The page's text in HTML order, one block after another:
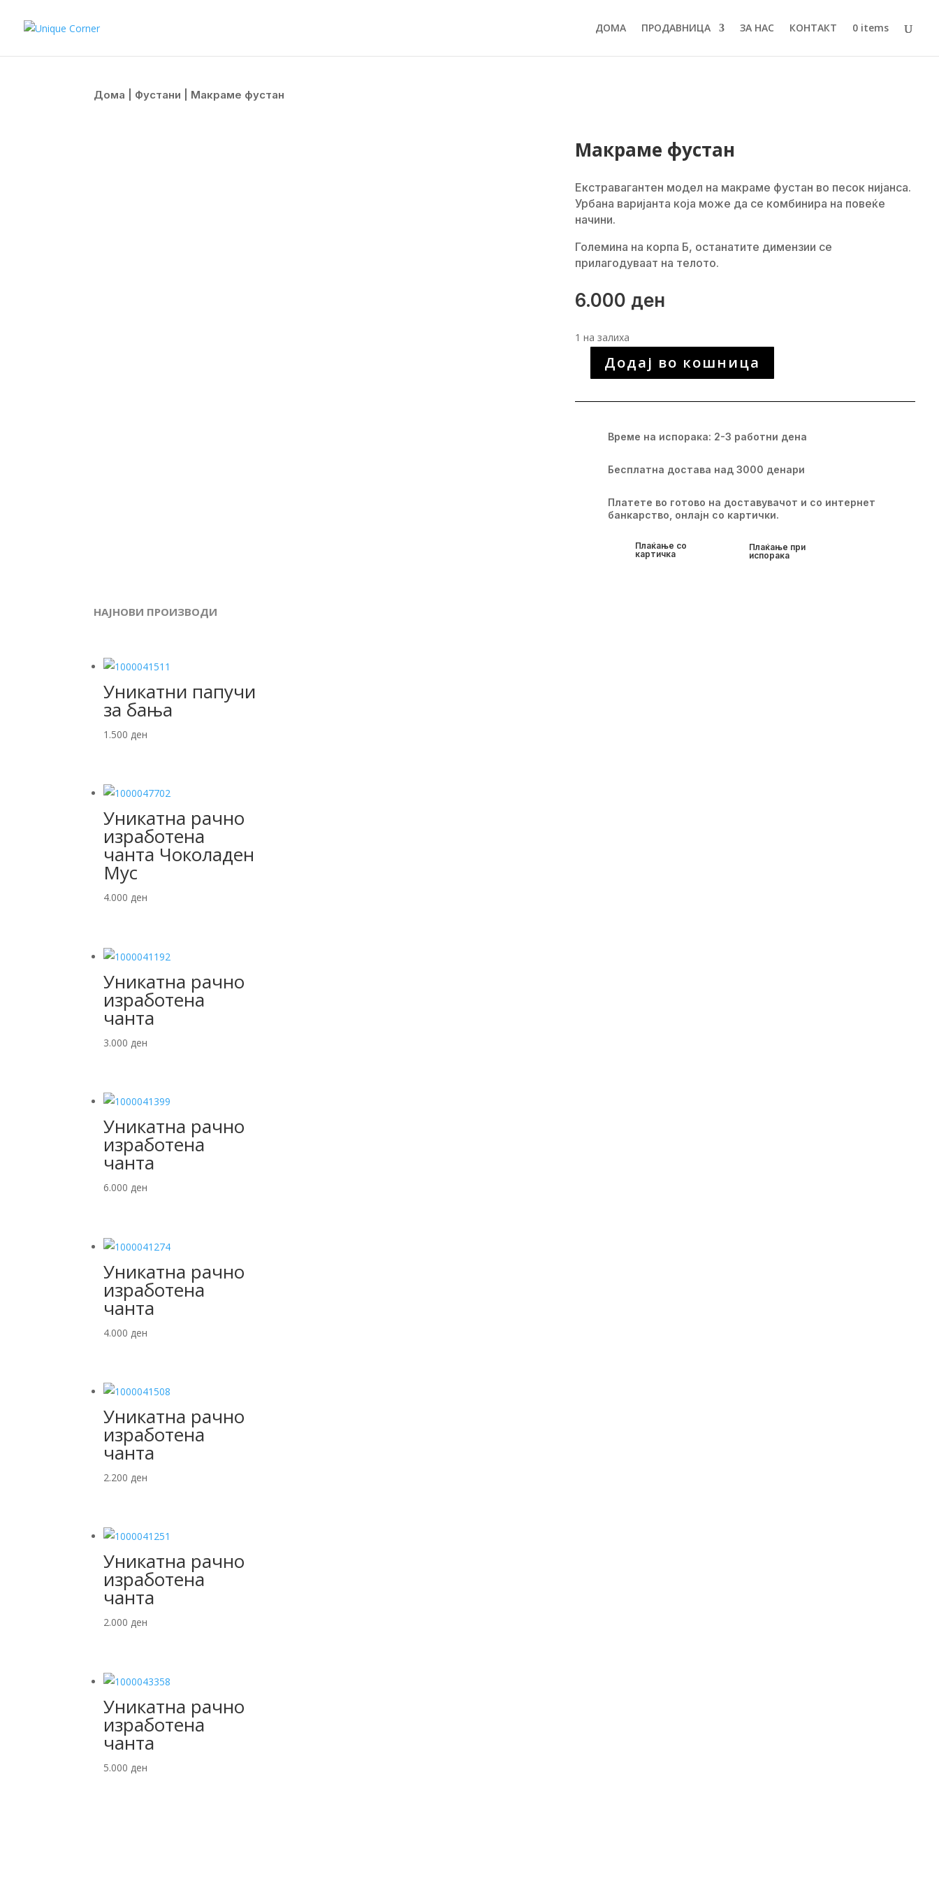
ДОМА ПРОДАВНИЦА ЗА НАС КОНТАКТ 0 items
Дома Фустани | Макраме фустан
Макраме фустан
Екстравагантен модел на макраме фустан во песок нијанса.
Урбана варијанта која може да се комбинира на повеќе
начини.
Големина на корпа Б, останатите димензии се
прилагодуваат на телото.
6.000 ден
1 на залиха
Макраме
количина
Додај во кошница
Време на испорака: 2-3 работни дена
Бесплатна достава над 3000 денари
Платете во готово на доставувачот и со интернет
банкарство, онлајн со картички.
Плаќање со
картичка
Плаќање при
испорака
НАЈНОВИ ПРОИЗВОДИ
Уникатни папучи
за бања
1.500ден
Уникатна рачно
изработена
чанта Чоколаден
Мус
4.000ден
Уникатна рачно
изработена
чанта
3.000 ден
Уникатна рачно
изработена
чанта
6.000ден
Уникатна рачно
изработена
чанта
4.000 ден
Уникатна рачно
изработена
чанта
2.200ден
Уникатна рачно
изработена
чанта
2.000ден
Уникатна рачно
изработена
чанта
5.000 ден